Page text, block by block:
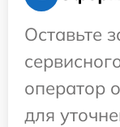
Оставьте
оператор
для